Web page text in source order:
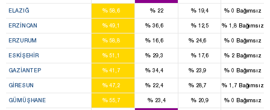
ELAZIĞ %58,6 %22 %19,4 % 0 Bağımsız
ERZINCAN %49,1 % 36,6 %12,5 % 1,8 Bağımsız
ERZURUM %58,8 % 16,6 %24,6 % 0 Bağımsız
ESKIŞEHIR %51,1 % 29,3 %17,6 % 2 Bağımsız
GAZIANTEP %41,7 % 34,4 %23,9 % 0 Bağımsız
GIRESUN %47,2 % 22,4 %28,7 % 1,7 Bağımsız
GÜMÜŞHANE %55,7 % 23,4 %20,9 % 0 Bağımsız